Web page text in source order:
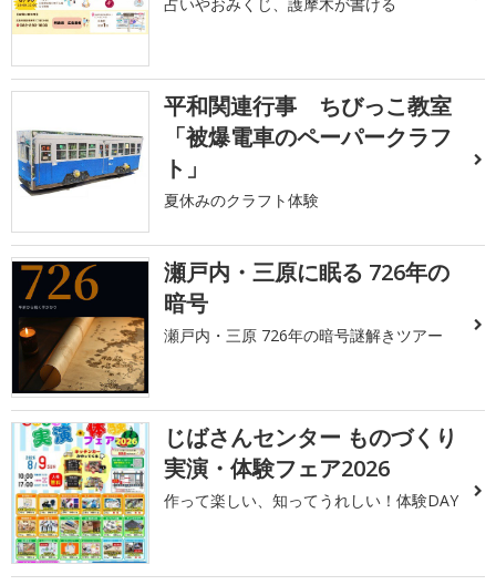
平和関連行事 ちびっこ教室
「被爆電車のペーパークラフ
ト」
夏休みのクラフト体験
瀬戸内・三原に眠る 726年の
暗号
瀬戸内・三原 726年の暗号謎解きツアー
じばさんセンター ものづくり
実演・体験フェア2026
作って楽しい、知ってうれしい！体験DAY